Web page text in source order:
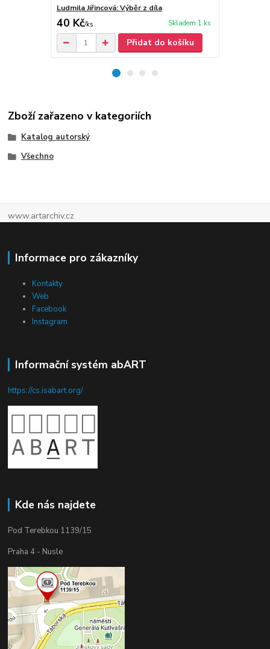
Ludmila Jiřincová: Výběr z díla
40 Kč/ks Skladem 1 ks
Přidat do košíku
Zboží zařazeno v kategoriích
Katalog autorský
Všechno
www.artarchiv.cz
Informace pro zákazníky
Kontakty
Web
Facebook
Instagram
Informační systém abART
https://cs.isabart.org/
Kde nás najdete
Pod Terebkou 1139/15
Praha 4 - Nusle